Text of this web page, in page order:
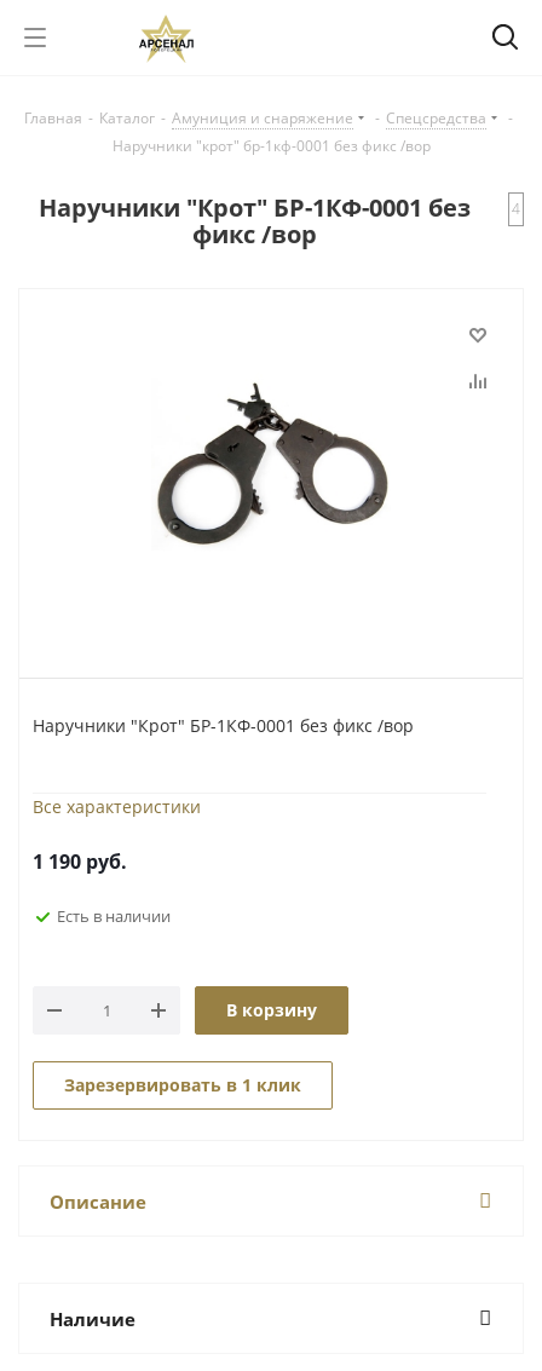
Главная - Каталог - Амуниция и снаряжение - Спецсредства
-
Наручники "крот" бр-1кф-0001 без фикс /вор
Наручники "Крот" БР-1КФ-0001 без
фикс /вор
4
Наручники "Крот" БР-1КФ-0001 без фикс /вор
Все характеристики
1 190 руб.
Есть в наличии
В корзину
Зарезервировать в 1 клик
Описание
Наличие